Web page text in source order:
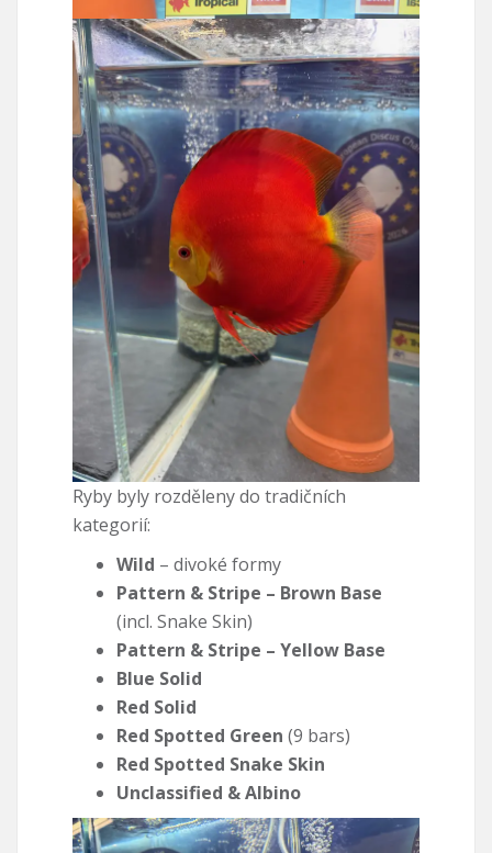
Ryby byly rozděleny do tradičních
kategorií:
Wild – divoké formy
Pattern & Stripe – Brown Base
(incl. Snake Skin)
Pattern & Stripe – Yellow Base
Blue Solid
Red Solid
Red Spotted Green (9 bars)
Red Spotted Snake Skin
Unclassified & Albino